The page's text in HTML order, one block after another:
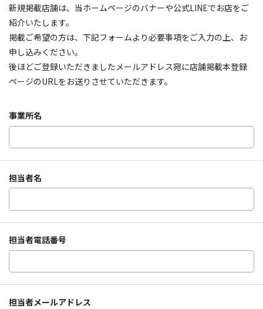
新規掲載店舗は、当ホームページのバナーや公式LINEでお店をご
紹介いたします。
掲載ご希望の方は、下記フォームより必要事項をご入力の上、お
申し込みください。
後ほどご登録いただきましたメールアドレス宛に店舗掲載本登録
ページのURLをお送りさせていただきます。
事業所名
担当者名
担当者電話番号
担当者メールアドレス